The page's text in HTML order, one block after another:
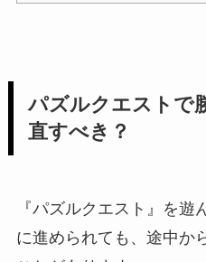
パズルクエストで
直すべき？
『パズルクエスト』を遊
に進められても、途中か